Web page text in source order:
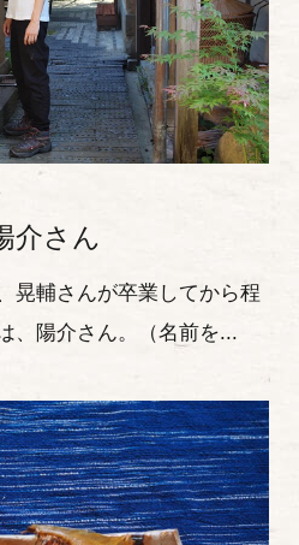
介さん
輔さんが卒業してから程
、陽介さん。（名前を...